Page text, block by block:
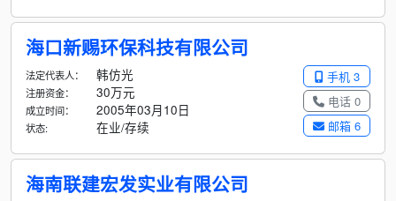
海口新赐环保科技有限公司
手机 3
电话 0
邮箱 6
法定代表人： 韩仿光
注册资金： 30万元
成立时间： 2005年03月10日
状态: 在业/存续
海南联建宏发实业有限公司